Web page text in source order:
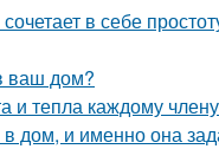
в себе
ваш дом?
и тепла каждому
дом, и именно она